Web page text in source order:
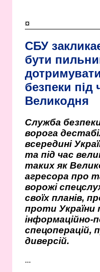
¤
СБУ
бути
безпеки під
Великодня
Служба
ворога
всередині
та під час
таких як
агресора про
ворожі
своїх планів,
проти України
інформаційно-
спецоперацій,
диверсій.
...